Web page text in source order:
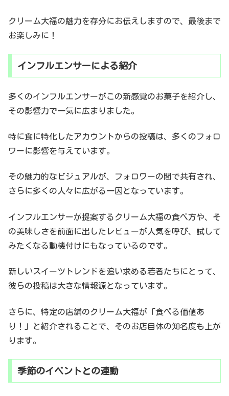
クリーム大福の魅力を存分にお伝えしますので、最後まで
お楽しみに！
インフルエンサーによる紹介
多くのインフルエンサーがこの新感覚のお菓子を紹介し、
その影響力で一気に広まりました。
特に食に特化したアカウントからの投稿は、多くのフォロ
ワーに影響を与えています。
その魅力的なビジュアルが、フォロワーの間で共有され、
さらに多くの人々に広がる一因となっています。
インフルエンサーが提案するクリーム大福の食べ方や、そ
の美味しさを前面に出したレビューが人気を呼び、試して
みたくなる動機付けにもなっているのです。
新しいスイーツトレンドを追い求める若者たちにとって、
彼らの投稿は大きな情報源となっています。
さらに、特定の店舗のクリーム大福が「食べる価値あ
り！」と紹介されることで、そのお店自体の知名度も上が
ります。
季節のイベントとの連動